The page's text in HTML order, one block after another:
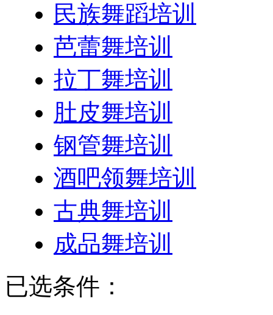
民族舞蹈培训
芭蕾舞培训
拉丁舞培训
肚皮舞培训
钢管舞培训
酒吧领舞培训
古典舞培训
成品舞培训
已选条件：